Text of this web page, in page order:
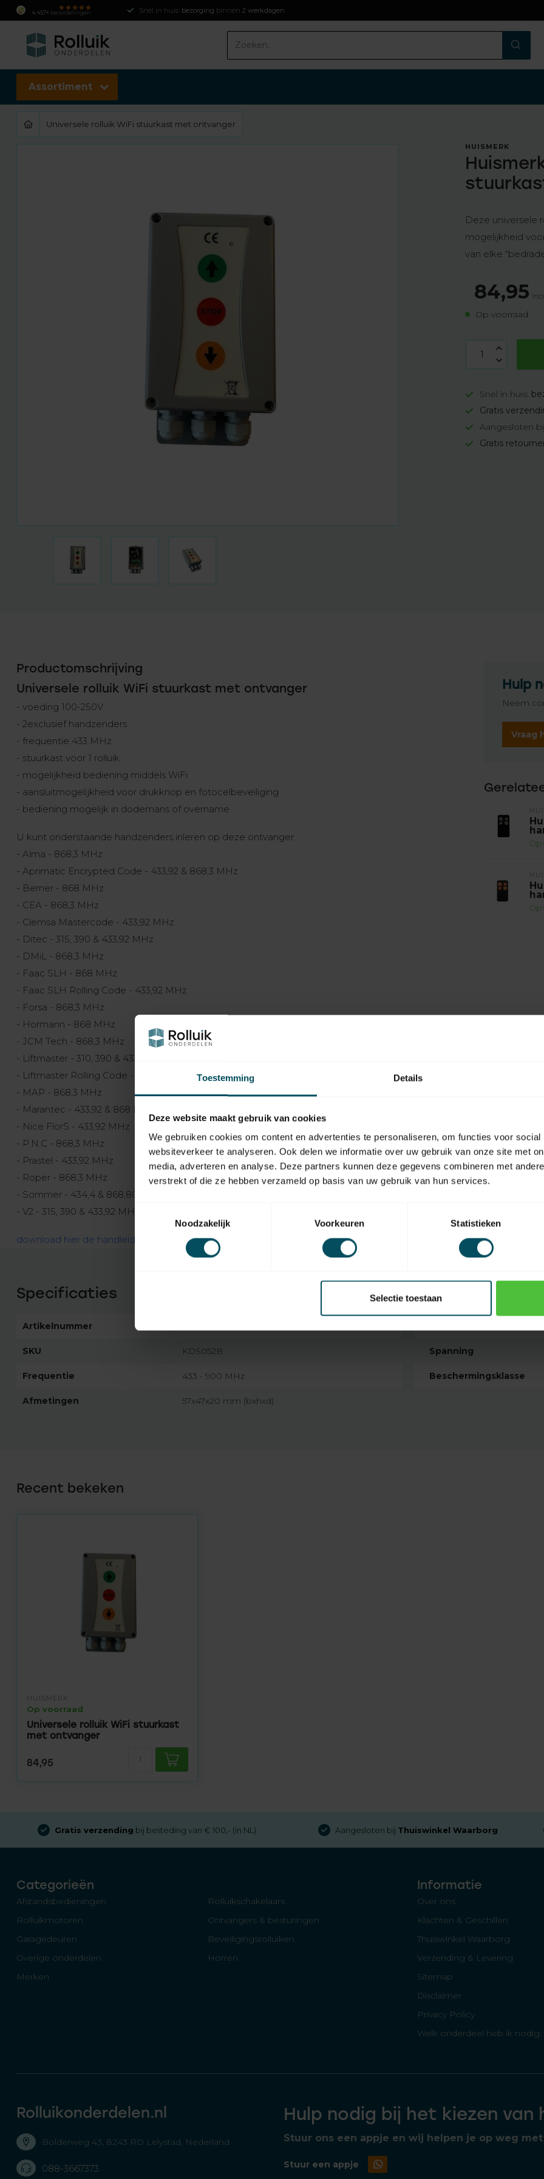
Toestemming Details
Deze website maakt gebruik van cookies
We gebruiken cookies om content en advertenties te personaliseren, om functies voor
websiteverkeer te analyseren. Ook delen we informatie over uw gebruik van onze site met
media, adverteren en analyse. Deze partners kunnen deze gegevens combineren met
verstrekt of die ze hebben verzameld op basis van uw gebruik van hun services.
Noodzakelijk
Voorkeuren Statistieken
Selectie toestaan
4.457+ beoordelingen Snel in huis: bezorging binnen 2 werkdagen
Assortiment
Universele rolluik WiFi stuurkast met ontvanger
HUISMERK
Deze universele
mogelijkheid
van elke
84,95
Op voorraad
Snel in huis:
Gratis
Aangesloten
Gratis
Productomschrijving
Universele rolluik WiFi stuurkast met ontvanger
- voeding 100-250V
- 2exclusief handzenders
- frequentie 433 MHz
- stuurkast voor 1 rolluik
- mogelijkheid bediening middels WiFi
- aansluitmogelijkheid voor drukknop en fotocelbeveiliging
- bediening mogelijk in dodemans of overname
U kunt onderstaande handzenders inleren op deze ontvanger.
- Alma - 868,3 MHz
- Aprimatic Encrypted Code - 433,92 & 868,3 MHz
- Berner - 868 MHz
- CEA - 868,3 MHz
- Clemsa Mastercode - 433,92 MHz
- Ditec - 315, 390 & 433,92 MHz
- DMiL - 868,3 MHz
- Faac SLH - 868 MHz
- Faac SLH Rolling Code - 433,92 MHz
- Forsa - 868,3 MHz
- Hormann - 868 MHz
- JCM Tech - 868,3 MHz
- Liftmaster - 310, 390 & 433,92 MHz
- Liftmaster Rolling Code - 315, 390 & 868,30 MHz
- MAP - 868,3 MHz
- Marantec - 433,92 & 868 MHz
- Nice FlorS - 433,92 MHz
- P.N.C - 868,3 MHz
- Prastel - 433,92 MHz
- Roper - 868,3 MHz
- Sommer - 434,4 & 868,80 MHz
- V2 - 315, 390 & 433,92 MHz
download hier de handleiding van de universele rolluik WiFi stuurkast met ontvanger
Hulp
Neem
Vraag
Op
Op
Specificaties
Artikelnummer
SKU KDS052B Spanning
Frequentie 433 - 900 MHz Beschermingsklasse
Afmetingen 57x47x20 mm (bxhxd)
Recent bekeken
HUISMERK
Op voorraad
Universele rolluik WiFi stuurkast
met ontvanger
84,95
Gratis verzending bij besteding van € 100,- (in NL) Aangesloten bij Thuiswinkel Waarborg
Categorieën
Afstandsbedieningen
Rolluikschakelaars
Rolluikmotoren
Ontvangers & besturingen
Garagedeuren
Beveiligingsrolluiken
Overige onderdelen
Horren
Merken
Informatie
Over ons
Klachten & Geschillen
Thuiswinkel Waarborg
Verzending & Levering
Sitemap
Disclaimer
Privacy Policy
Welk onderdeel heb ik nodig
Rolluikonderdelen.nl
Bolderweg 43, 8243 RD Lelystad, Nederland
088-3667373
Hulp nodig bij het kiezen
Stuur ons een appje en wij helpen je op weg
Stuur een appje